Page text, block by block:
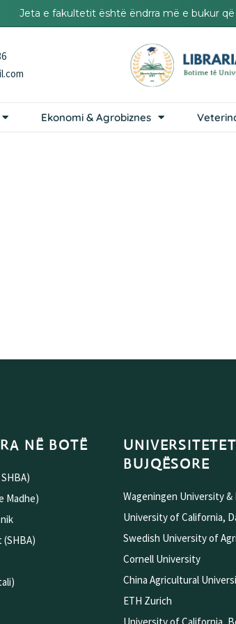
Jeta e fakultetit është ëndrra më e bukur
Ekonomi & Agrobiznes
NË BOTË
Madhe)
BUJQËSORE
Wageningen University &
University of California,
Swedish University of
Cornell University
China Agricultural
ETH Zurich